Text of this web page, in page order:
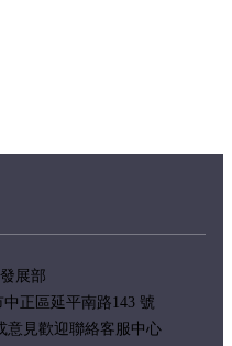
展部
正區延平南路143 號
意見歡迎聯絡客服中心